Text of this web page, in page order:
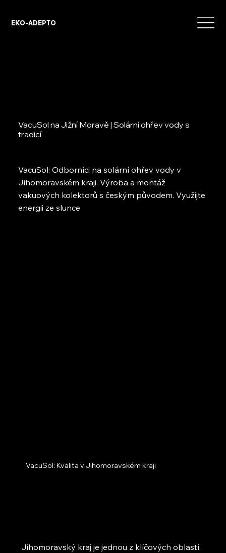
EKO-ADEPTO
VacuSol na Jižní Moravě | Solární ohřev vody s
tradicí
VacuSol: Odborníci na solární ohřev vody v
Jihomoravském kraji. Výroba a montáž
vakuových kolektorů s českým původem. Využijte
energii ze slunce
VacuSol: Kvalita v Jihomoravském kraji
Jihomoravský kraj je jednou z klíčových oblastí,